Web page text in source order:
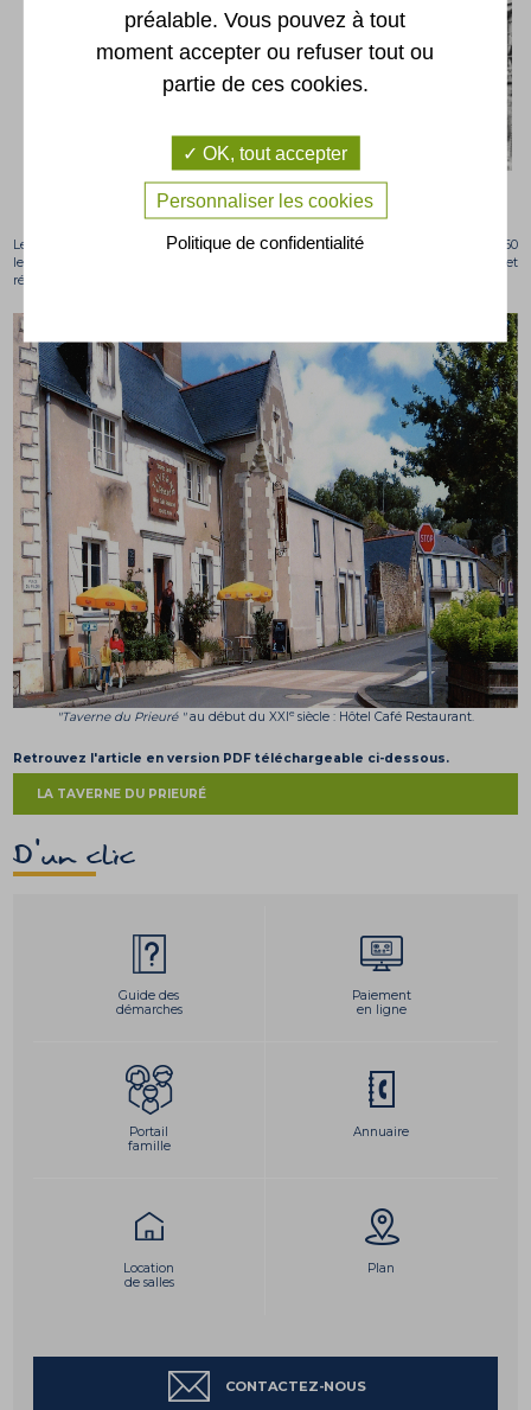
Place du Pilori au début du XXe siècle avec l’hôtel"L’Ancre de la Marine"
Les propriétaires suivants continuèrent de cumuler des métiers. Dans les années 60
le propriétaire, monsieur Rethoré l’hôtelier-restaurateur, était aussi vigneron et
récoltait l'un des meilleurs crus des coteaux de Rochefort.
"Taverne du Prieuré "au début du XXI e siècle : Hôtel Café Restaurant.
Retrouvez l'article en version PDF téléchargeable ci-dessous.
​LA TAVERNE DU PRIEURÉ
D'un clic
Guide des
démarches
Paiement
en ligne
Portail
famille
Annuaire
Location
de salles
Plan
CONTACTEZ-NOUS
préalable. Vous pouvez à tout
moment accepter ou refuser tout ou
partie de ces cookies.
OK, tout accepter
Personnaliser les cookies
Politique de confidentialité